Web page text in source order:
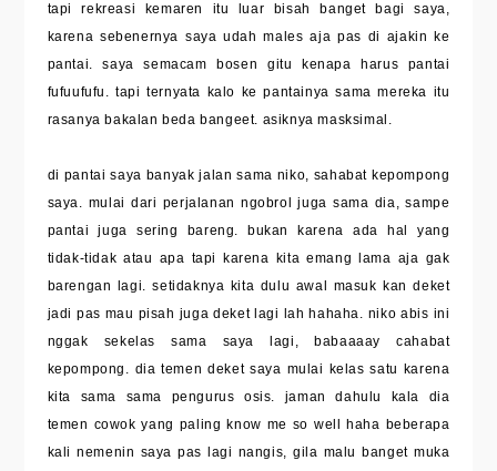
tapi rekreasi kemaren itu luar bisah banget bagi saya,
karena sebenernya saya udah males aja pas di ajakin ke
pantai. saya semacam bosen gitu kenapa harus pantai
fufuufufu. tapi ternyata kalo ke pantainya sama mereka itu
rasanya bakalan beda bangeet. asiknya masksimal.
di pantai saya banyak jalan sama niko, sahabat kepompong
saya. mulai dari perjalanan ngobrol juga sama dia, sampe
pantai juga sering bareng. bukan karena ada hal yang
tidak-tidak atau apa tapi karena kita emang lama aja gak
barengan lagi. setidaknya kita dulu awal masuk kan deket
jadi pas mau pisah juga deket lagi lah hahaha. niko abis ini
nggak sekelas sama saya lagi, babaaaay cahabat
kepompong. dia temen deket saya mulai kelas satu karena
kita sama sama pengurus osis. jaman dahulu kala dia
temen cowok yang paling know me so well haha beberapa
kali nemenin saya pas lagi nangis, gila malu banget muka